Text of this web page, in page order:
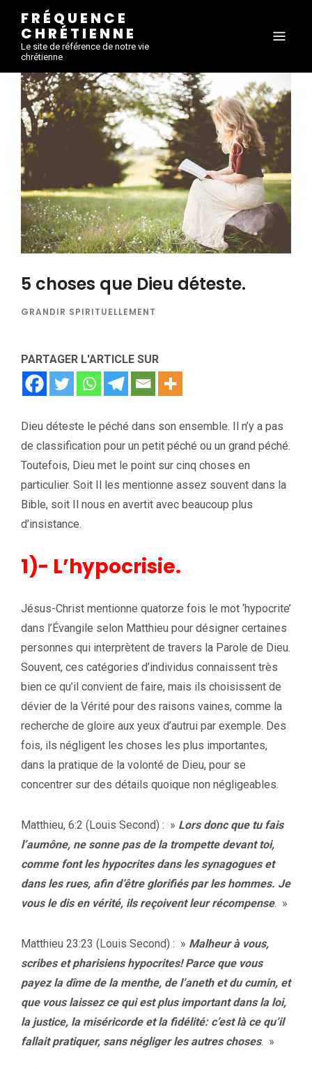
FRÉQUENCE
CHRÉTIENNE
Le site de référence de notre vie
chrétienne
5 choses que Dieu déteste.
GRANDIR SPIRITUELLEMENT
PARTAGER L'ARTICLE SUR
Dieu déteste le péché dans son ensemble. Il n’y a pas
de classification pour un petit péché ou un grand péché.
Toutefois, Dieu met le point sur cinq choses en
particulier. Soit Il les mentionne assez souvent dans la
Bible, soit Il nous en avertit avec beaucoup plus
d’insistance.
1)- L’hypocrisie.
Jésus-Christ mentionne quatorze fois le mot ‘hypocrite’
dans l’Évangile selon Matthieu pour désigner certaines
personnes qui interprètent de travers la Parole de Dieu.
Souvent, ces catégories d’individus connaissent très
bien ce qu’il convient de faire, mais ils choisissent de
dévier de la Vérité pour des raisons vaines, comme la
recherche de gloire aux yeux d’autrui par exemple. Des
fois, ils négligent les choses les plus importantes,
dans la pratique de la volonté de Dieu, pour se
concentrer sur des détails quoique non négligeables.
Matthieu, 6:2 (Louis Second) : » Lors donc que tu fais
l’aumône, ne sonne pas de la trompette devant toi,
comme font les hypocrites dans les synagogues et
dans les rues, afin d’être glorifiés par les hommes. Je
vous le dis en vérité, ils reçoivent leur récompense. »
Matthieu 23:23 (Louis Second) : » Malheur à vous,
scribes et pharisiens hypocrites! Parce que vous
payez la dîme de la menthe, de l’aneth et du cumin, et
que vous laissez ce qui est plus important dans la loi,
la justice, la miséricorde et la fidélité: c’est là ce qu’il
fallait pratiquer, sans négliger les autres choses. »